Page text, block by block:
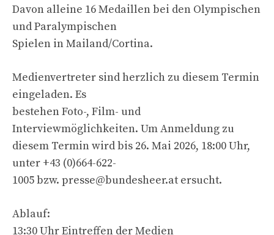
Davon alleine 16 Medaillen bei den Olympischen
und Paralympischen
Spielen in Mailand/Cortina.
Medienvertreter sind herzlich zu diesem Termin
eingeladen. Es
bestehen Foto-, Film- und
Interviewmöglichkeiten. Um Anmeldung zu
diesem Termin wird bis 26. Mai 2026, 18:00 Uhr,
unter +43 (0)664-622-
1005 bzw. presse@bundesheer.at ersucht.
Ablauf:
13:30 Uhr Eintreffen der Medien